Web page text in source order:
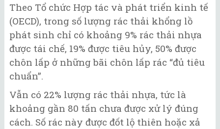
Theo Tổ chức Hợp tác và phát triển kinh tế
(OECD), trong số lượng rác thải khổng lồ
phát sinh chỉ có khoảng 9% rác thải nhựa
được tái chế, 19% được tiêu hủy, 50% được
chôn lấp ở những bãi chôn lấp rác “đủ tiêu
chuẩn”.
Vẫn có 22% lượng rác thải nhựa, tức là
khoảng gần 80 tấn chưa được xử lý đúng
cách. Số rác này được đốt lộ thiên hoặc xả